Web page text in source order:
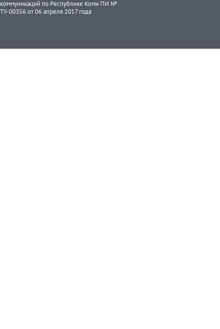
коммуникаций по Республике Коми ПИ №
ТУ-00356 от 06 апреля 2017 года